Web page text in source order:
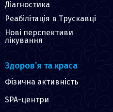
Діагностика
Реабілітація в Трускавці
Нові перспективи
лікування
Здоров’я та краса
Фізична активність
SPA-центри